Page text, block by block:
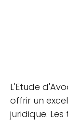
L'Etude
offrir un
juridique.